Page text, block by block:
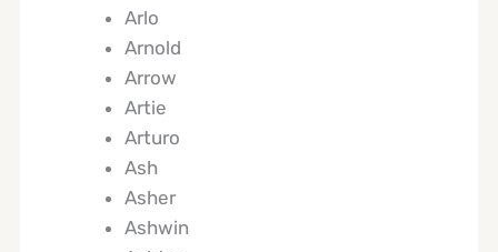
Arlo
Arnold
Arrow
Artie
Arturo
Ash
Asher
Ashwin